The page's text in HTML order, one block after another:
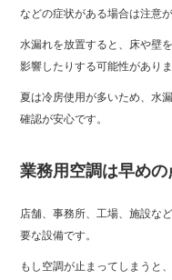
などの症状がある場合は注意が
水漏れを放置すると、床や壁
影響したりする可能性がありま
夏は冷房使用が多いため、水
確認が安心です。
業務用空調は早め
店舗、事務所、工場、施設な
要な設備です。
もし空調が止まってしまうと